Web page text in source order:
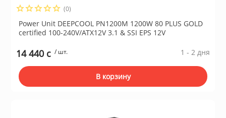
(0)
Power Unit DEEPCOOL PN1200M 1200W 80 PLUS GOLD
certified 100-240V/ATX12V 3.1 & SSI EPS 12V
14 440 c / шт. 1 - 2 дня
В корзину